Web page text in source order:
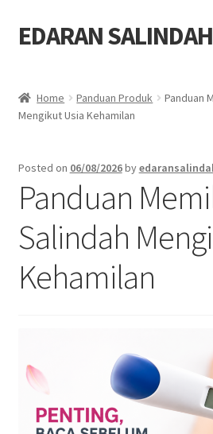
Skip
to
Skip
to
EDARAN SALINDAH
Blog
Produk
Order
Hubungi
Home Panduan Produk
Panduan
Mengikut Usia Kehamilan
Posted on 06/08/2026by
Panduan
Salindah
Kehamilan